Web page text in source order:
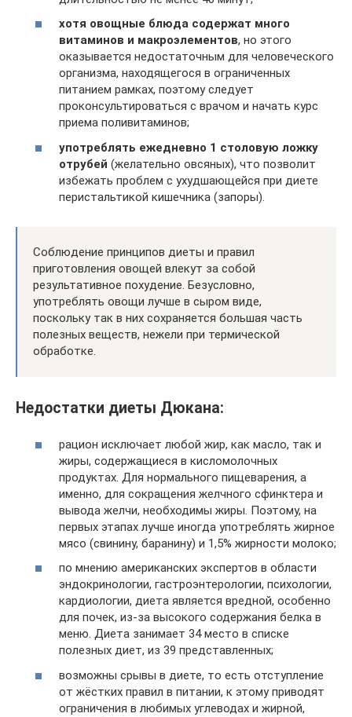
хотя овощные блюда содержат много
витаминов и макроэлементов, но этого
оказывается недостаточным для человеческого
организма, находящегося в ограниченных
питанием рамках, поэтому следует
проконсультироваться с врачом и начать курс
приема поливитаминов;
употреблять ежедневно 1 столовую ложку
отрубей (желательно овсяных), что позволит
избежать проблем с ухудшающейся при диете
перистальтикой кишечника (запоры).
Соблюдение принципов диеты и правил
приготовления овощей влекут за собой
результативное похудение. Безусловно,
употреблять овощи лучше в сыром виде,
поскольку так в них сохраняется большая часть
полезных веществ, нежели при термической
обработке.
Недостатки диеты Дюкана:
рацион исключает любой жир, как масло, так и
жиры, содержащиеся в кисломолочных
продуктах. Для нормального пищеварения, а
именно, для сокращения желчного сфинктера и
вывода желчи, необходимы жиры. Поэтому, на
первых этапах лучше иногда употреблять жирное
мясо (свинину, баранину) и 1,5% жирности молоко;
по мнению американских экспертов в области
эндокринологии, гастроэнтерологии, психологии,
кардиологии, диета является вредной, особенно
для почек, из-за высокого содержания белка в
меню. Диета занимает 34 место в списке
полезных диет, из 39 представленных;
возможны срывы в диете, то есть отступление
от жёстких правил в питании, к этому приводят
ограничения в любимых углеводах и жирной,